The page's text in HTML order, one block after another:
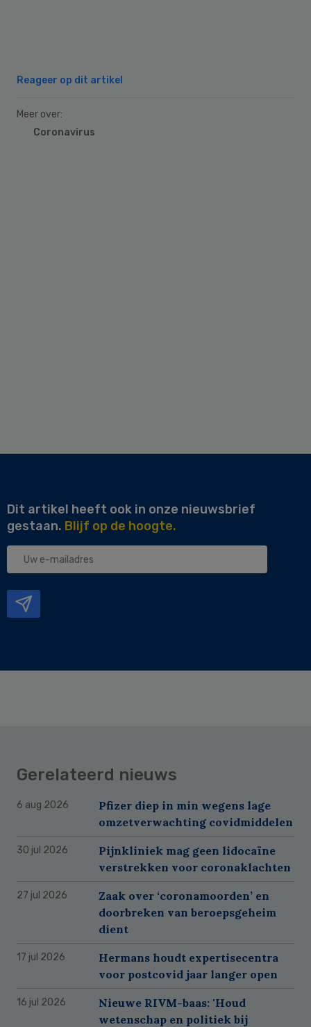
Reageer op dit artikel
Meer over:
Coronavirus
Dit artikel heeft ook in onze nieuwsbrief
gestaan. Blijf op de hoogte.
Uw
Gerelateerd nieuws
6 aug 2026
Pfizer diep in min wegens lage
omzetverwachting covidmiddelen
30 jul 2026
Pijnkliniek mag geen lidocaïne
verstrekken voor coronaklachten
27 jul 2026
Zaak over ‘coronamoorden’ en
doorbreken van beroepsgeheim
dient
17 jul 2026
Hermans houdt expertisecentra
voor postcovid jaar langer open
16 jul 2026
Nieuwe RIVM-baas: 'Houd
wetenschap en politiek bij